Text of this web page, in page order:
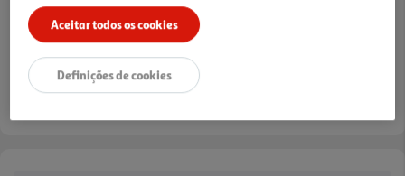
Aceitar todos os cookies
Definições de cookies